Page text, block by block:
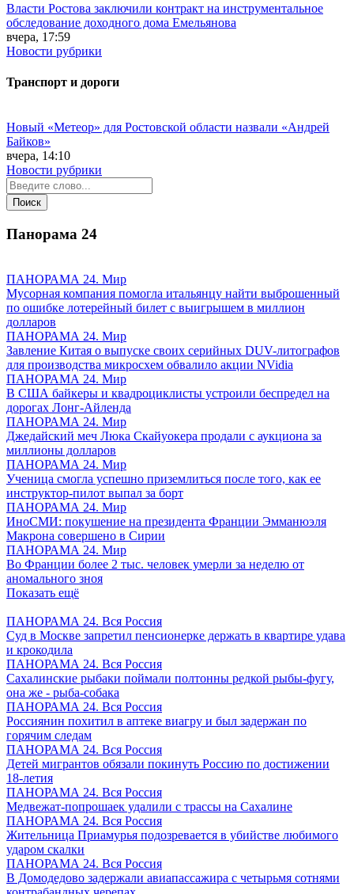
Власти Ростова заключили контракт на инструментальное
обследование доходного дома Емельянова
вчера, 17:59
Новости рубрики
Транспорт и дороги
Новый «Метеор» для Ростовской области назвали «Андрей
Байков»
вчера, 14:10
Новости рубрики
Панорама 24
ПАНОРАМА 24. Мир
Мусорная компания помогла итальянцу найти выброшенный
по ошибке лотерейный билет с выигрышем в миллион
долларов
ПАНОРАМА 24. Мир
Завление Китая о выпуске своих серийных DUV-литографов
для производства микросхем обвалило акции NVidia
ПАНОРАМА 24. Мир
В США байкеры и квадроциклисты устроили беспредел на
дорогах Лонг-Айленда
ПАНОРАМА 24. Мир
Джедайский меч Люка Скайуокера продали с аукциона за
миллионы долларов
ПАНОРАМА 24. Мир
Ученица смогла успешно приземлиться после того, как ее
инструктор-пилот выпал за борт
ПАНОРАМА 24. Мир
ИноСМИ: покушение на президента Франции Эмманюэля
Макрона совершено в Сирии
ПАНОРАМА 24. Мир
Во Франции более 2 тыс. человек умерли за неделю от
аномального зноя
Показать ещё
ПАНОРАМА 24. Вся Россия
Суд в Москве запретил пенсионерке держать в квартире удава
и крокодила
ПАНОРАМА 24. Вся Россия
Сахалинские рыбаки поймали полтонны редкой рыбы-фугу,
она же - рыба-собака
ПАНОРАМА 24. Вся Россия
Россиянин похитил в аптеке виагру и был задержан по
горячим следам
ПАНОРАМА 24. Вся Россия
Детей мигрантов обязали покинуть Россию по достижении
18-летия
ПАНОРАМА 24. Вся Россия
Медвежат-попрошаек удалили с трассы на Сахалине
ПАНОРАМА 24. Вся Россия
Жительница Приамурья подозревается в убийстве любимого
ударом скалки
ПАНОРАМА 24. Вся Россия
В Домодедово задержали авиапассажира с четырьмя сотнями